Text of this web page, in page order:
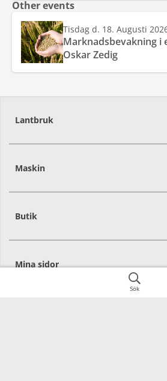
Sök
Other events
Tisdag d. 18. Augusti
Marknadsbevakning i
Oskar Zedig
Lantbruk
39239
Maskin
27430
Butik
Mina sidor